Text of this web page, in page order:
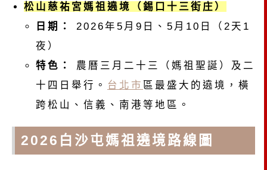
松山慈祐宮媽祖遶境（錫口十三街庄）
日期：
2026年5月9日、5月10日（2天1
夜）
特色：
農曆三月二十三（媽祖聖誕）及二
十四日舉行。 台北市 區最盛大的遶境，橫
跨松山、信義、南港等地區。
2026白沙屯媽祖遶境路線圖